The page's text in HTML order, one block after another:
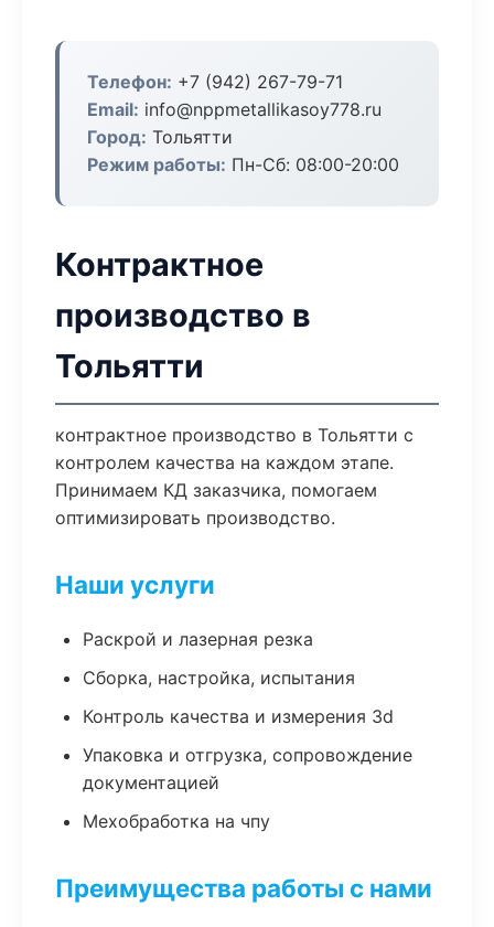
Телефон: +7 (942) 267-79-71
Email: info@nppmetallikasoy778.ru
Город: Тольятти
Режим работы: Пн-Сб: 08:00-20:00
Контрактное
производство в
Тольятти
контрактное производство в Тольятти с
контролем качества на каждом этапе.
Принимаем КД заказчика, помогаем
оптимизировать производство.
Наши услуги
Раскрой и лазерная резка
Сборка, настройка, испытания
Контроль качества и измерения 3d
Упаковка и отгрузка, сопровождение
документацией
Мехобработка на чпу
Преимущества работы с нами